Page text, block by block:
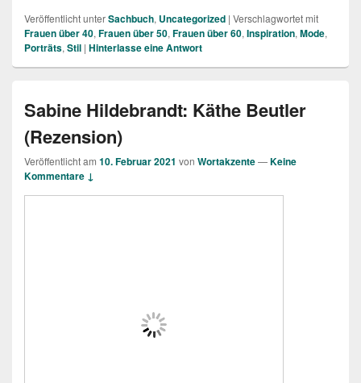
Veröffentlicht unterSachbuch, Uncategorized | Verschlagwortet mit
Frauen über 40, Frauen über 50, Frauen über 60, Inspiration, Mode,
Porträts, Stil | Hinterlasse eine Antwort
Sabine Hildebrandt: Käthe Beutler
(Rezension)
Veröffentlicht am 10. Februar 2021 von Wortakzente—Keine
Kommentare ↓